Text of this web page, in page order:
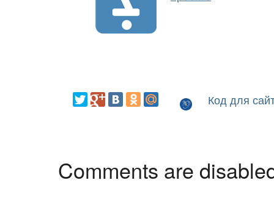
Код для
Comments are